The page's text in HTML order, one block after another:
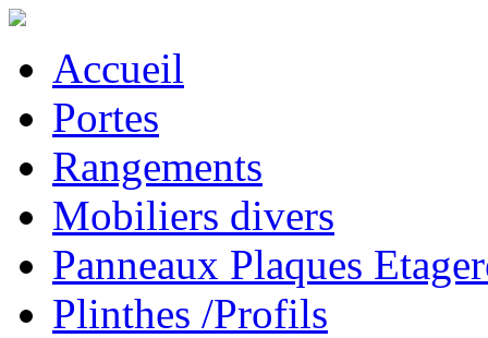
Accueil
Portes
Rangements
Mobiliers divers
Panneaux Plaques
Plinthes /Profils